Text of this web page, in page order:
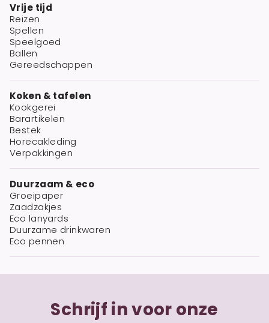
Vrije tijd
Reizen
Spellen
Speelgoed
Ballen
Gereedschappen
Koken & tafelen
Kookgerei
Barartikelen
Bestek
Horecakleding
Verpakkingen
Duurzaam & eco
Groeipaper
Zaadzakjes
Eco lanyards
Duurzame drinkwaren
Eco pennen
Schrijf in voor onze